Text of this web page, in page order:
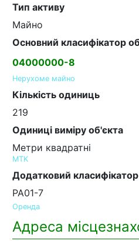
Тип активу
Майно
Основний класифікатор
04000000-8
Нерухоме майно
Кількість одиниць
219
Одиниці виміру об'єкта
Метри квадратні
MTK
Додатковий класифікатор
PA01-7
Оренда
Адреса